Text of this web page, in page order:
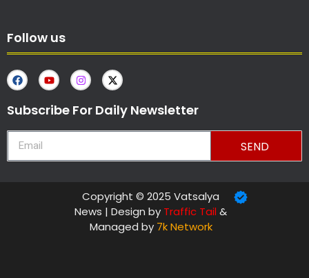
Follow us
Subscribe For Daily Newsletter
SEND
Copyright © 2025 Vatsalya
News | Design by Traffic Tail&
Managed by 7k Network